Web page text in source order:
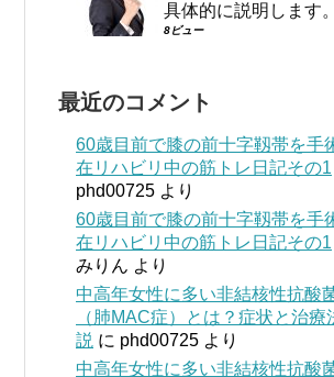
具体的に説明します。
8ビュー
最近のコメント
60歳目前で膝の前十字靱帯を
在リハビリ中の筋トレ日記その1
phd00725 より
60歳目前で膝の前十字靱帯を
在リハビリ中の筋トレ日記その1
みりん より
中高年女性に多い非結核性抗酸
（肺MAC症）とは？症状と治療
説 に phd00725 より
中高年女性に多い非結核性抗酸